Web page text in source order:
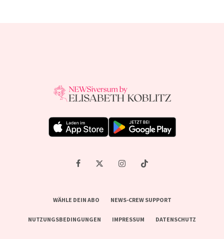
WÄHLE DEIN ABO NEWS-CREW SUPPORT
NUTZUNGSBEDINGUNGEN IMPRESSUM DATENSCHUTZ